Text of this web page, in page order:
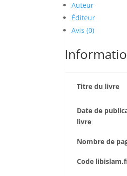
Auteur
Éditeur
Avis (0)
Titre du livre
Date de
livre
Nombre de
Code